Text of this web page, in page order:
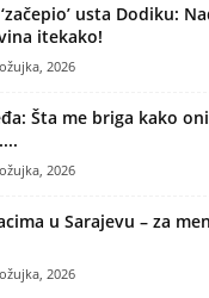
usta Dodiku:
itekako!
2026
Šta me briga kako
2026
u Sarajevu – za
2026